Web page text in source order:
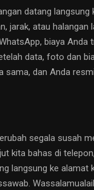
datang langsung
jarak, atau halangan
biaya Anda
data, foto dan
sama, dan Anda
segala susah
kita bahas di
langsung ke alamat